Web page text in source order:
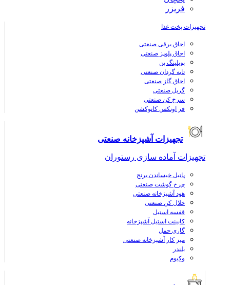
فریزر
تجهیزات پخت غذا
اجاق برقی صنعتی
اجاق پلوپز صنعتی
بویلینگ پن
تابه گردان صنعتی
اجاق گاز صنعتی
گریل صنعتی
سرخ کن صنعتی
فر اونکس کانوکشن
تجهیزات آشپزخانه صنعتی
تجهیزات آماده سازی رستوران
پاتیل خیساندن برنج
چرخ گوشت صنعتی
هود آشپزخانه صنعتی
خلال کن صنعتی
قفسه استیل
کابینت استیل آشپزخانه
گاری حمل
میز کار آشپزخانه صنعتی
بلندر
وکیوم